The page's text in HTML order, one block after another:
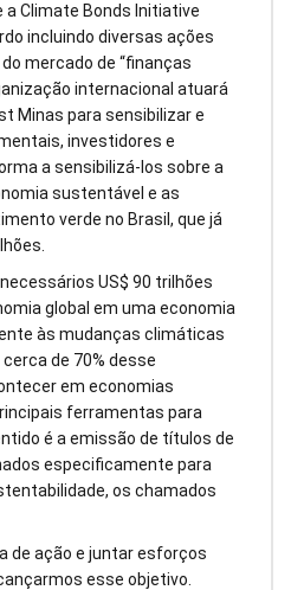
a Climate Bonds Initiative
incluindo diversas ações
mercado de “finanças
internacional atuará
Minas para sensibilizar e
investidores e
a sensibilizá-los sobre a
sustentável e as
verde no Brasil, que já
US$ 90 trilhões
global em uma economia
às mudanças climáticas
de 70% desse
em economias
ferramentas para
é a emissão de títulos de
especificamente para
os chamados
de ação e juntar esforços
esse objetivo.